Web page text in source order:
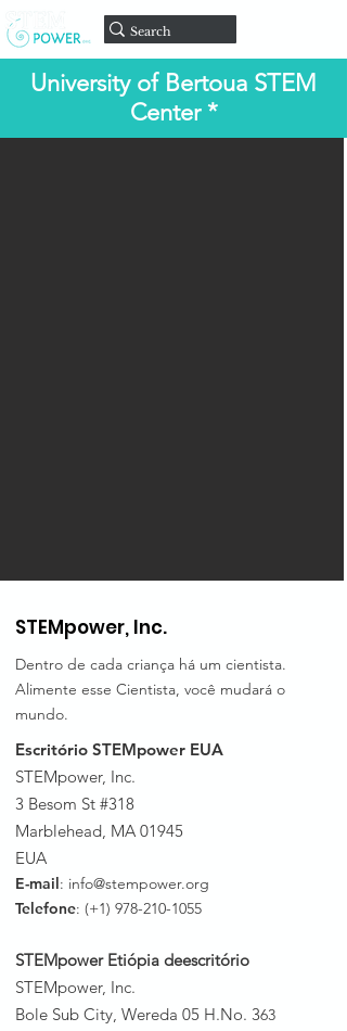
University of Bertoua STEM
Center *
STEMpower, Inc.
Dentro de cada criança há um cientista.
Alimente esse Cientista, você mudará o
mundo.
Escritório STEMpower EUA
STEMpower, Inc.
3 Besom St #318
Marblehead, MA 01945
EUA
E-mail: info@stempower.org
Telefone: (+1) 978-210-1055
STEMpower Etiópia deescritório
STEMpower, Inc.
Bole Sub City, Wereda 05 H.No. 363